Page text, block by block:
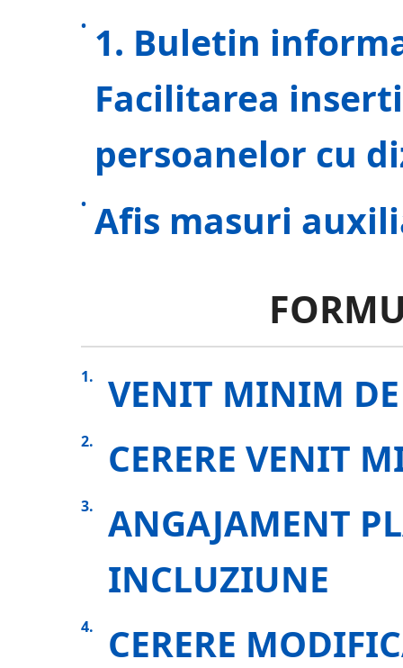
1. Buletin
Facilitarea
persoanelor cu
Afis masuri
VENIT MINIM
CERERE VENIT
ANGAJAMENT
INCLUZIUNE
CERERE